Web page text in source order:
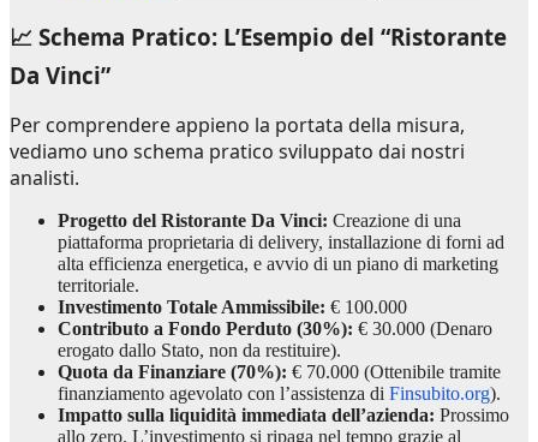
📈 Schema Pratico: L’Esempio del “Ristorante
Da Vinci”
Per comprendere appieno la portata della misura,
vediamo uno schema pratico sviluppato dai nostri
analisti.
Progetto del Ristorante Da Vinci: Creazione di una
piattaforma proprietaria di delivery, installazione di forni ad
alta efficienza energetica, e avvio di un piano di marketing
territoriale.
Investimento Totale Ammissibile: € 100.000
Contributo a Fondo Perduto (30%): € 30.000 (Denaro
erogato dallo Stato, non da restituire).
Quota da Finanziare (70%): € 70.000 (Ottenibile tramite
finanziamento agevolato con l’assistenza di Finsubito.org).
Impatto sulla liquidità immediata dell’azienda: Prossimo
allo zero. L’investimento si ripaga nel tempo grazie al